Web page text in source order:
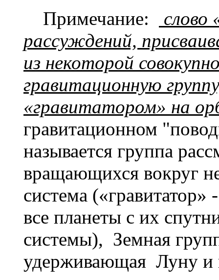
Примечание:
слово
рассуждений,
из некоторой
гравитационную
«гравитатором» на
гравитационном
называется группа
вращающихся вокруг
система
все планеты с их
системы), Земная
удерживающая Луну и